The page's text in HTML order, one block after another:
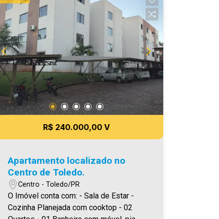
R$ 240.000,00 V
Apartamento localizado no
Centro de Toledo.
Centro - Toledo/PR
O Imóvel conta com: - Sala de Estar -
Cozinha Planejada com cooktop - 02